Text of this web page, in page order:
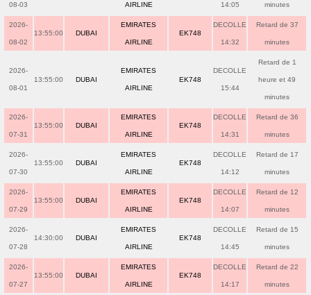
08-03 AIRLINE 14:05 minutes
2026-
08-02
13:55:00 DUBAI
EMIRATES
AIRLINE
EK748
DECOLLE
14:32
Retard de 37
minutes
2026-
08-01
13:55:00 DUBAI
EMIRATES
AIRLINE
EK748
DECOLLE
15:44
Retard de 1
heure et 49
minutes
2026-
07-31
13:55:00 DUBAI
EMIRATES
AIRLINE
EK748
DECOLLE
14:31
Retard de 36
minutes
2026-
07-30
13:55:00 DUBAI
EMIRATES
AIRLINE
EK748
DECOLLE
14:12
Retard de 17
minutes
2026-
07-29
13:55:00 DUBAI
EMIRATES
AIRLINE
EK748
DECOLLE
14:07
Retard de 12
minutes
2026-
07-28
14:30:00 DUBAI
EMIRATES
AIRLINE
EK748
DECOLLE
14:45
Retard de 15
minutes
2026-
07-27
13:55:00 DUBAI
EMIRATES
AIRLINE
EK748
DECOLLE
14:17
Retard de 22
minutes